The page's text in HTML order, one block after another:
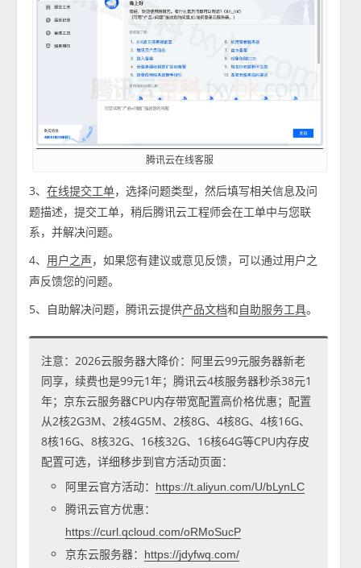
腾讯云在线客服
3、在线提交工单，选择问题类型，然后填写相关信息及问
题描述，提交工单，稍后腾讯云工程师会在工单中与您联
系，并解决问题。
4、
用户之声，如果您有建议或意见反馈，可以通过用户之
声反馈您的问题。
5、自助解决问题，腾讯云提供产品文档和自助服务工具。
注意：2026云服务器大降价：阿里云99元服务器新老
同享，续费也是99元1年；腾讯云4核服务器秒杀38元1
年；京东云服务器CPU内存带宽配置高价格优惠；配置
从2核2G3M、2核4G5M、2核8G、4核8G、4核16G、
8核16G、8核32G、16核32G、16核64G等CPU内存皮
配置可选，详细移步到官方活动页面：
阿里云官方活动：
https://t.aliyun.com/U/bLynLC
腾讯云官方优惠：
https://curl.qcloud.com/oRMoSucP
京东云服务器： https://jdyfwq.com/